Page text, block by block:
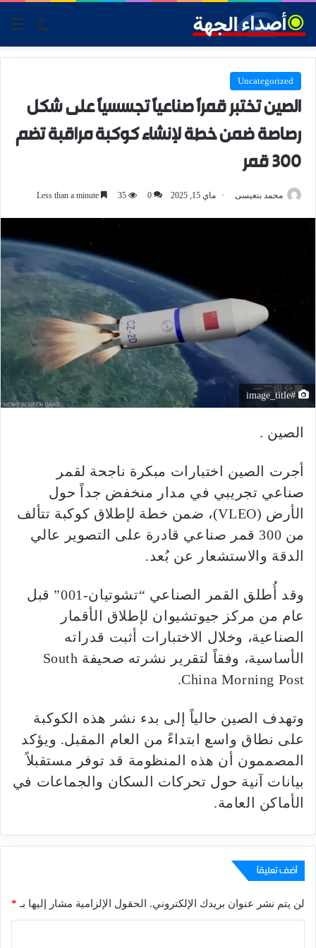
skin
Uncategorized
الصين تختبر قمراً صناعياً تجسسياً على شكل
رصاصة ضمن خطة لإنشاء كوكبة مراقبة تضم
300 قمر
محمد بنعيسى ماي 15, 2025 0
35
#image_title
الصين .
أجرت الصين اختبارات مبكرة ناجحة لقمر
صناعي تجريبي في مدار منخفض جداً حول
الأرض (VLEO)، ضمن خطة لإطلاق كوكبة تتألف
من 300 قمر صناعي قادرة على التصوير عالي
الدقة والاستشعار عن بُعد.
وقد أُطلق القمر الصناعي “تشوتيان-001” قبل
عام من مركز جيوتشيوان لإطلاق الأقمار
الصناعية، وخلال الاختبارات أثبت قدراته
الأساسية، وفقاً لتقرير نشرته صحيفة South
China Morning Post.
وتهدف الصين حالياً إلى بدء نشر هذه الكوكبة
على نطاق واسع ابتداءً من العام المقبل. ويؤكد
المصممون أن هذه المنظومة قد توفر مستقبلاً
بيانات آنية حول تحركات السكان والجماعات في
الأماكن العامة.
أضف تعليقاً
لن يتم نشر عنوان بريدك الإلكتروني. الحقول الإلزامية مشار إليها بـ *